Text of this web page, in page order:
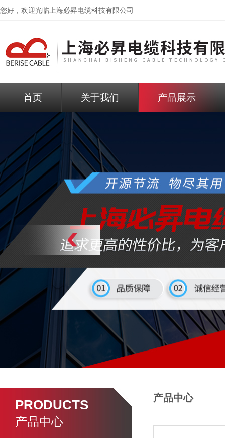
您好，欢迎光临上海必昇电缆科技有限公司
首页 关于我们 产品展示
PRODUCTS
产品中心
产品中心